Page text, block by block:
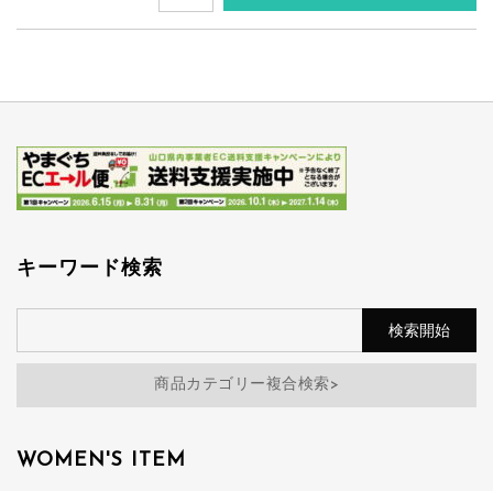
キーワード検索
商品カテゴリー複合検索>
WOMEN'S ITEM